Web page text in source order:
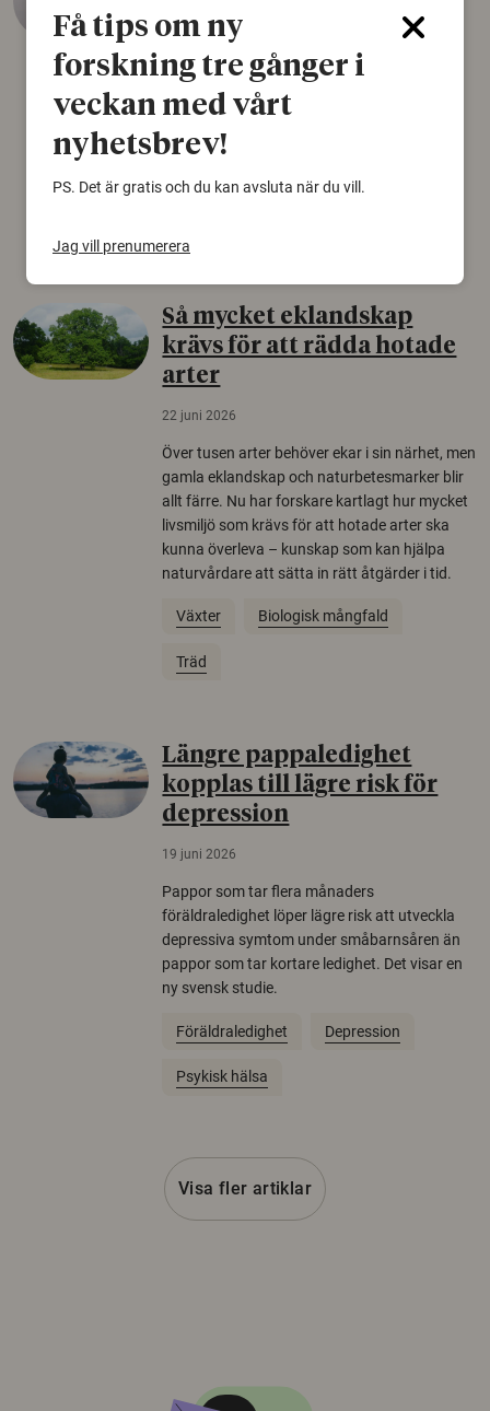
22 juni 2026
Det som arkeologer länge trodde var en
björnfäll visar sig vara delar av en 2000 år
gammal sko. Fyndet bär spår av romerskt
skomode och beskrivs som mycket ovanligt i
Norden.
Så mycket eklandskap
krävs för att rädda hotade
arter
22 juni 2026
Över tusen arter behöver ekar i sin närhet, men
gamla eklandskap och naturbetesmarker blir
allt färre. Nu har forskare kartlagt hur mycket
livsmiljö som krävs för att hotade arter ska
kunna överleva – kunskap som kan hjälpa
naturvårdare att sätta in rätt åtgärder i tid.
Växter Biologisk mångfald
Träd
Längre pappaledighet
kopplas till lägre risk för
depression
19 juni 2026
Pappor som tar flera månaders
föräldraledighet löper lägre risk att utveckla
depressiva symtom under småbarnsåren än
pappor som tar kortare ledighet. Det visar en
ny svensk studie.
Föräldraledighet Depression
Psykisk hälsa
Visa fler artiklar
Få tips om ny
forskning tre gånger i
veckan med vårt
nyhetsbrev!
PS. Det är gratis och du kan avsluta när du vill.
Jag vill prenumerera